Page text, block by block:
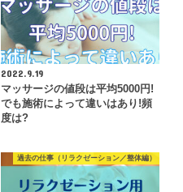
2022.9.19
マッサージの値段は平均5000円!
でも施術によって違いはあり!頻
度は?
過去の仕事（リラクゼーション／整体編）